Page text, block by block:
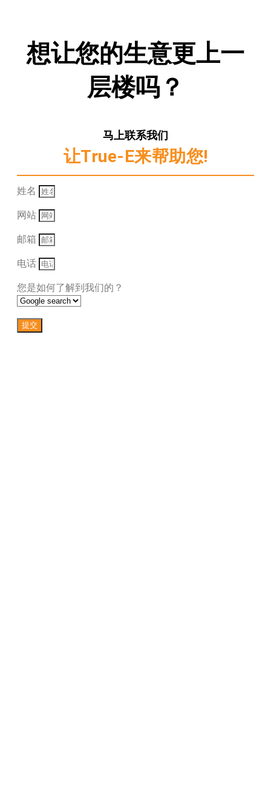
想让您的生意更上一
层楼吗？
马上联系我们
让True-E来帮助您!
姓名
网站
邮箱
电话
您是如何了解到我们的？
提交